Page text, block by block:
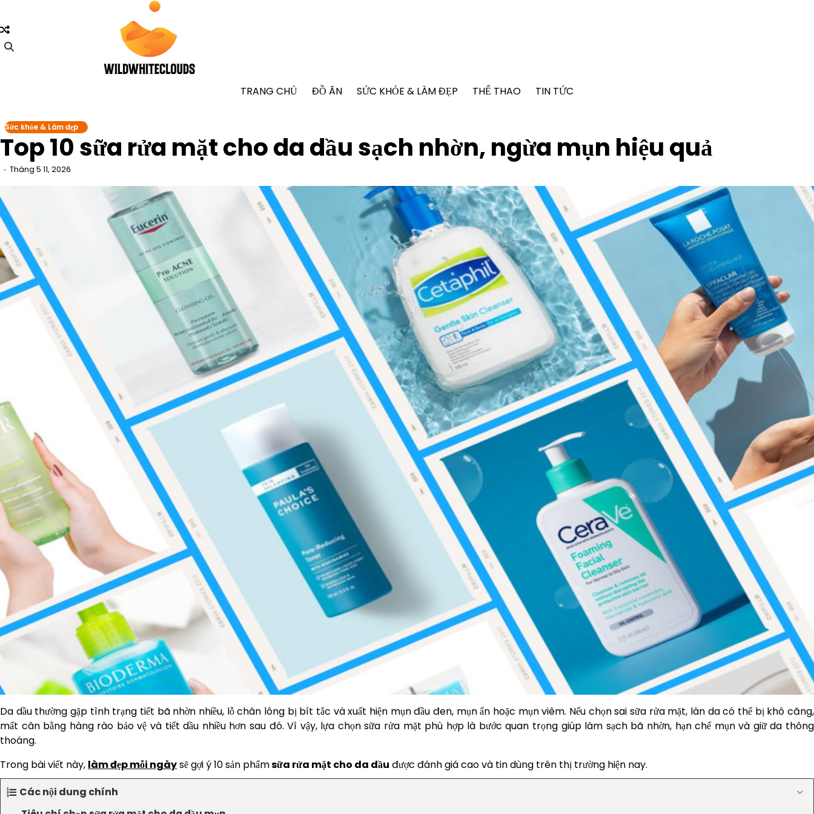
content
TRANG CHỦ ĐỒ ĂN SỨC KHỎE & LÀM ĐẸP THỂ THAO TIN TỨC
Sức khỏe & Làm đẹp
Top 10 sữa rửa mặt cho da dầu sạch nhờn, ngừa mụn hiệu quả
Tháng 5 11, 2026
Da dầu thường gặp tình trạng tiết bã nhờn nhiều, lỗ chân lông bị bít tắc và xuất hiện mụn đầu đen, mụn ẩn hoặc mụn viêm. Nếu chọn sai sữa rửa mặt, làn da có thể bị khô căng,
mất cân bằng hàng rào bảo vệ và tiết dầu nhiều hơn sau đó. Vì vậy, lựa chọn sữa rửa mặt phù hợp là bước quan trọng giúp làm sạch bã nhờn, hạn chế mụn và giữ da thông
thoáng.
Trong bài viết này, làm đẹp mỗi ngàysẽ gợi ý 10 sản phẩmsữa rửa mặt cho da dầu được đánh giá cao và tin dùng trên thị trường hiện nay.
Các nội dung chính